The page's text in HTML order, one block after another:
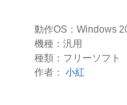
動作OS：Windows
機種：汎用
種類：フリーソフト
作者： 小紅